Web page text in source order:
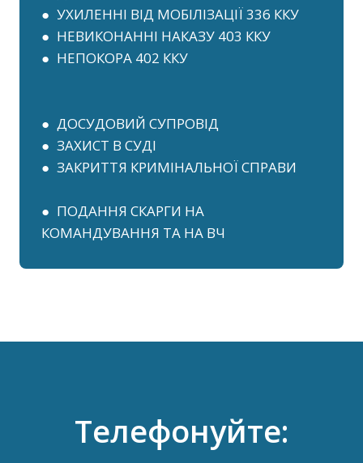
● УХИЛЕННІ ВІД МОБІЛІЗАЦІЇ 336 ККУ
● НЕВИКОНАННІ НАКАЗУ 403 ККУ
● НЕПОКОРА 402 ККУ
● ДОСУДОВИЙ СУПРОВІД
● ЗАХИСТ В СУДІ
● ЗАКРИТТЯ КРИМІНАЛЬНОЇ СПРАВИ
● ПОДАННЯ СКАРГИ НА
КОМАНДУВАННЯ ТА НА ВЧ
Телефонуйте: